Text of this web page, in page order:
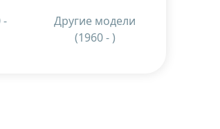
-
Другие модели
(1960 - )